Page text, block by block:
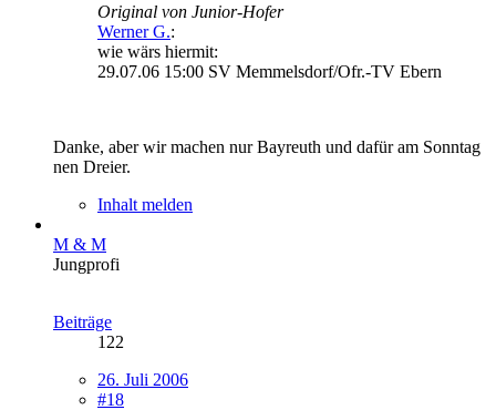
Original von Junior-Hofer
Werner G.:
wie wärs hiermit:
29.07.06 15:00 SV Memmelsdorf/Ofr.-TV Ebern
Danke, aber wir machen nur Bayreuth und dafür am Sonntag
nen Dreier.
Inhalt melden
M & M
Jungprofi
Beiträge
122
26. Juli 2006
#18